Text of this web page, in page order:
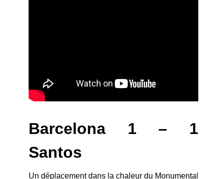
Barcelona 1 – 1
Santos
Un déplacement dans la chaleur du Monumental